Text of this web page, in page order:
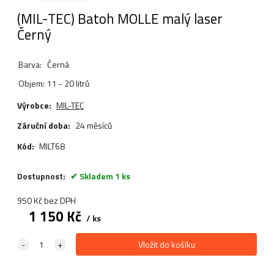
(MIL-TEC) Batoh MOLLE malý laser
Černý
Barva: Černá
Objem: 11 - 20 litrů
Výrobce: MIL-TEC
Záruční doba: 24 měsíců
Kód: MILT68
Dostupnost:
Skladem 1 ks
950Kčbez DPH
1 150 Kč ks